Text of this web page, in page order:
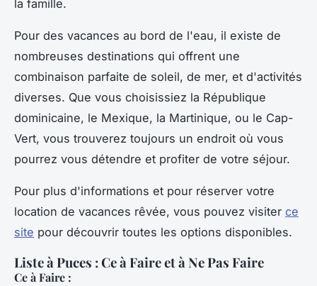
la famille.
Pour des vacances au bord de l'eau, il existe de
nombreuses destinations qui offrent une
combinaison parfaite de soleil, de mer, et d'activités
diverses. Que vous choisissiez la République
dominicaine, le Mexique, la Martinique, ou le Cap-
Vert, vous trouverez toujours un endroit où vous
pourrez vous détendre et profiter de votre séjour.
Pour plus d'informations et pour réserver votre
location de vacances rêvée, vous pouvez visiter ce
site pour découvrir toutes les options disponibles.
Liste à Puces : Ce à Faire et à Ne Pas Faire
Ce à Faire :